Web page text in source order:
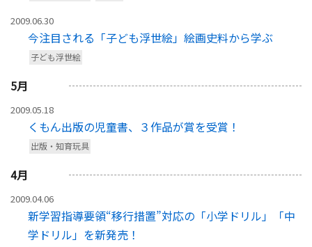
2009.06.30
今注目される「子ども浮世絵」絵画史料から学ぶ
子ども浮世絵
5月
2009.05.18
くもん出版の児童書、３作品が賞を受賞！
出版・知育玩具
4月
2009.04.06
新学習指導要領“移行措置”対応の「小学ドリル」「中
学ドリル」を新発売！